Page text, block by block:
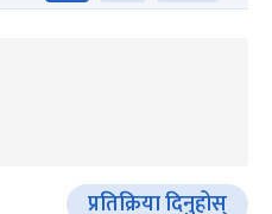
प्रतिक्रिया दिनुहोस्